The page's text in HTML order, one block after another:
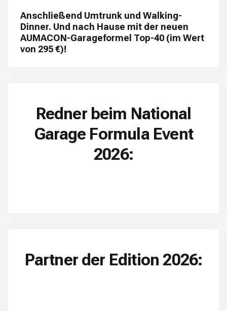
Anschließend Umtrunk und Walking-
Dinner. Und nach Hause mit der neuen
AUMACON-Garageformel Top-40 (im Wert
von 295 €)!
Redner beim National
Garage Formula Event
2026:
Partner der Edition 2026: